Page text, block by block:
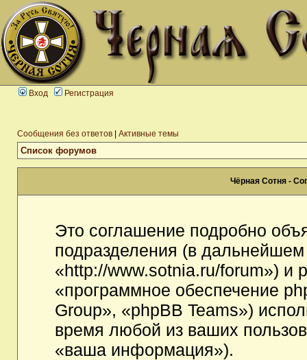
Вход Регистрация
Сообщения без ответов Активные темы
Список форумов
Чёрная Сотня -
Это соглашение подробно
подразделения (в
«http://www.sotnia.ru/forum») и
«программное обеспечение
Group», «phpBB Teams»)
время любой из ваших
«ваша информация»).